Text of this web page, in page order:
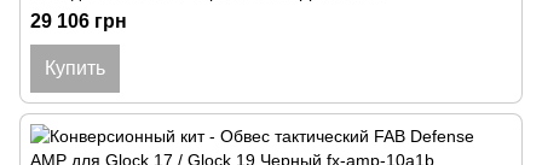
29 106 грн
Купить